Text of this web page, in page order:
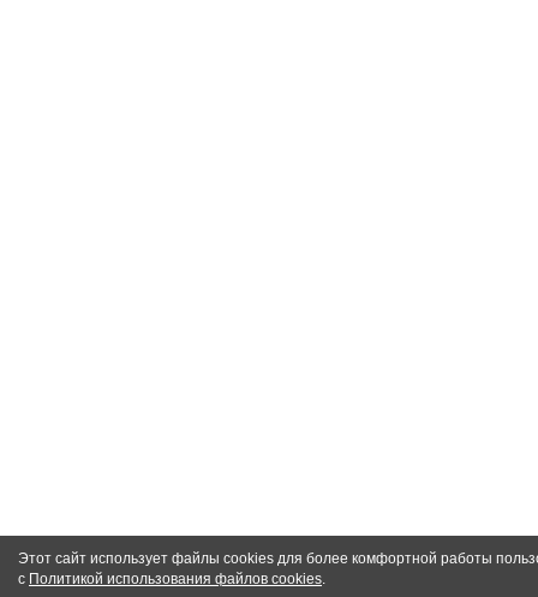
Этот сайт использует файлы cookies для более комфортной работы
с Политикой использования файлов cookies